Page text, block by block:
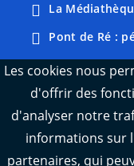
La
Pont de Ré :
Webcams :
Webcams :
Manger 17
Les cookies nous
d'offrir des
d'analyser notre
informations sur
partenaires, qui